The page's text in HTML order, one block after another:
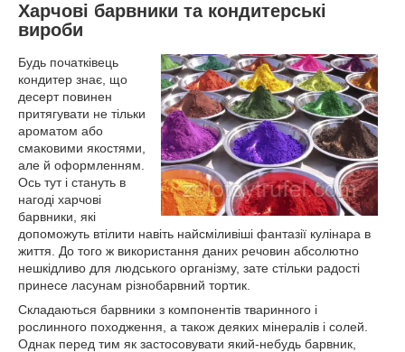
Харчові барвники та кондитерські
вироби
Будь початківець
кондитер знає, що
десерт повинен
притягувати не тільки
ароматом або
смаковими якостями,
але й оформленням.
Ось тут і стануть в
нагоді харчові
барвники, які
допоможуть втілити навіть найсміливіші фантазії кулінара в
життя. До того ж використання даних речовин абсолютно
нешкідливо для людського організму, зате стільки радості
принесе ласунам різнобарвний тортик.
Складаються барвники з компонентів тваринного і
рослинного походження, а також деяких мінералів і солей.
Однак перед тим як застосовувати який-небудь барвник,